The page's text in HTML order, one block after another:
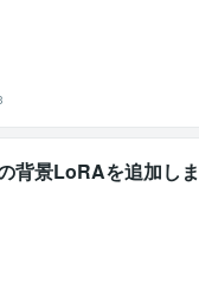
背景LoRAを追加しま